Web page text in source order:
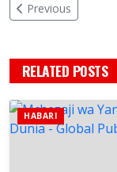
Previous
RELATED POSTS
HABARI